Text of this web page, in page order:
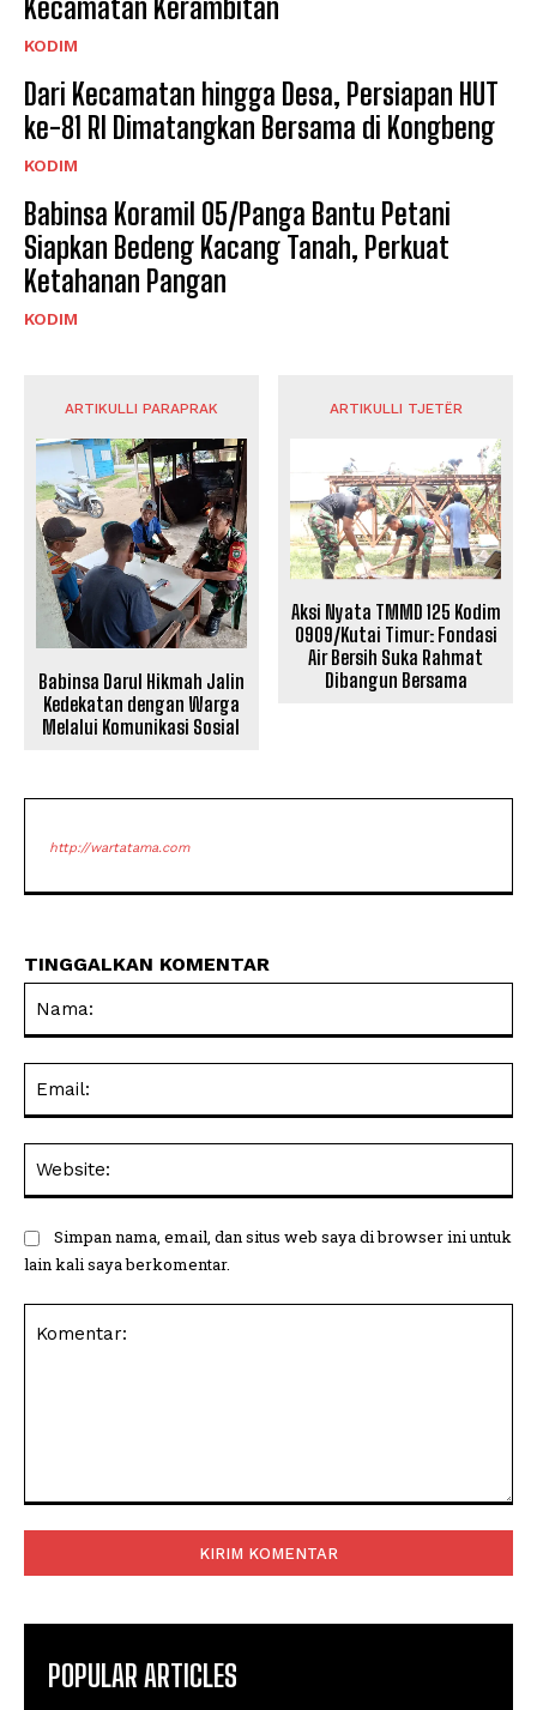
Kecamatan Kerambitan
KODIM
Dari Kecamatan hingga Desa, Persiapan HUT
ke-81 RI Dimatangkan Bersama di Kongbeng
KODIM
Babinsa Koramil 05/Panga Bantu Petani
Siapkan Bedeng Kacang Tanah, Perkuat
Ketahanan Pangan
KODIM
ARTIKULLI PARAPRAK
Babinsa Darul Hikmah Jalin
Kedekatan dengan Warga
Melalui Komunikasi Sosial
ARTIKULLI TJETËR
Aksi Nyata TMMD 125 Kodim
0909/Kutai Timur: Fondasi
Air Bersih Suka Rahmat
Dibangun Bersama
http://wartatama.com
TINGGALKAN KOMENTAR
Simpan nama, email, dan situs web saya di browser ini untuk
lain kali saya berkomentar.
POPULAR ARTICLES